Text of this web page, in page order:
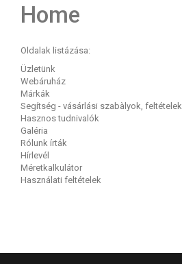
Home
Oldalak listázása:
Üzletünk
Webáruház
Márkák
Segítség - vásárlási szabàlyok, feltételek
Hasznos tudnivalók
Galéria
Rólunk írták
Hírlevél
Méretkalkulátor
Használati feltételek